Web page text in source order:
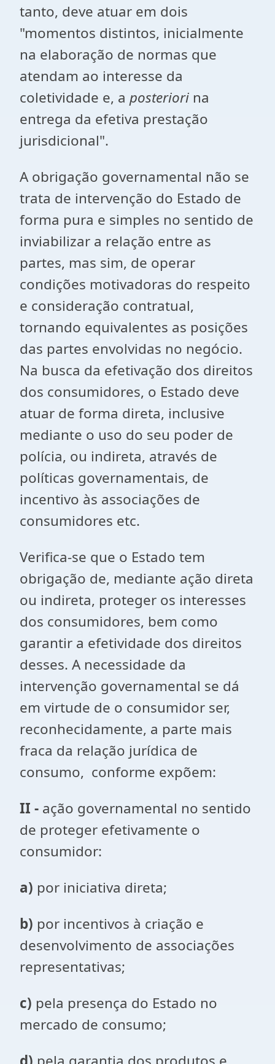
tanto, deve atuar em dois
"momentos distintos, inicialmente
na elaboração de normas que
atendam ao interesse da
coletividade e, a posteriori na
entrega da efetiva prestação
jurisdicional".
A obrigação governamental não se
trata de intervenção do Estado de
forma pura e simples no sentido de
inviabilizar a relação entre as
partes, mas sim, de operar
condições motivadoras do respeito
e consideração contratual,
tornando equivalentes as posições
das partes envolvidas no negócio.
Na busca da efetivação dos direitos
dos consumidores, o Estado deve
atuar de forma direta, inclusive
mediante o uso do seu poder de
polícia, ou indireta, através de
políticas governamentais, de
incentivo às associações de
consumidores etc.
Verifica-se que o Estado tem
obrigação de, mediante ação direta
ou indireta, proteger os interesses
dos consumidores, bem como
garantir a efetividade dos direitos
desses. A necessidade da
intervenção governamental se dá
em virtude de o consumidor ser,
reconhecidamente, a parte mais
fraca da relação jurídica de
consumo, conforme expõem:
II - ação governamental no sentido
de proteger efetivamente o
consumidor:
a) por iniciativa direta;
b) por incentivos à criação e
desenvolvimento de associações
representativas;
c) pela presença do Estado no
mercado de consumo;